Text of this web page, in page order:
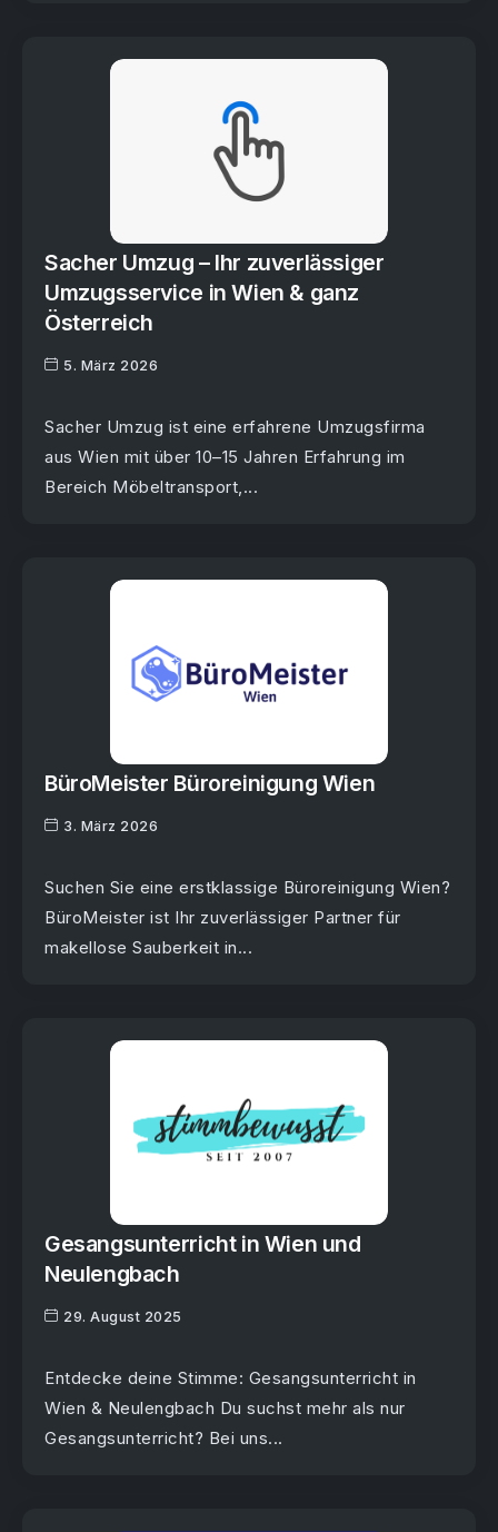
Sacher Umzug – Ihr zuverlässiger
Umzugsservice in Wien & ganz
Österreich
5. März 2026
Sacher Umzug ist eine erfahrene Umzugsfirma
aus Wien mit über 10–15 Jahren Erfahrung im
Bereich Möbeltransport,...
BüroMeister Büroreinigung Wien
3. März 2026
Suchen Sie eine erstklassige Büroreinigung Wien?
BüroMeister ist Ihr zuverlässiger Partner für
makellose Sauberkeit in...
Gesangsunterricht in Wien und
Neulengbach
29. August 2025
Entdecke deine Stimme: Gesangsunterricht in
Wien & Neulengbach Du suchst mehr als nur
Gesangsunterricht? Bei uns...